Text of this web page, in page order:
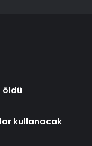
öldü
kullanacak